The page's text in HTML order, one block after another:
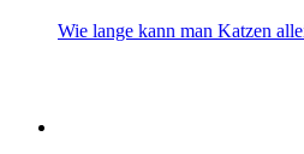
Wie lange kann man Katzen